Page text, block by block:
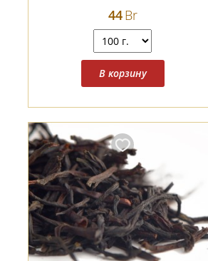
44Br